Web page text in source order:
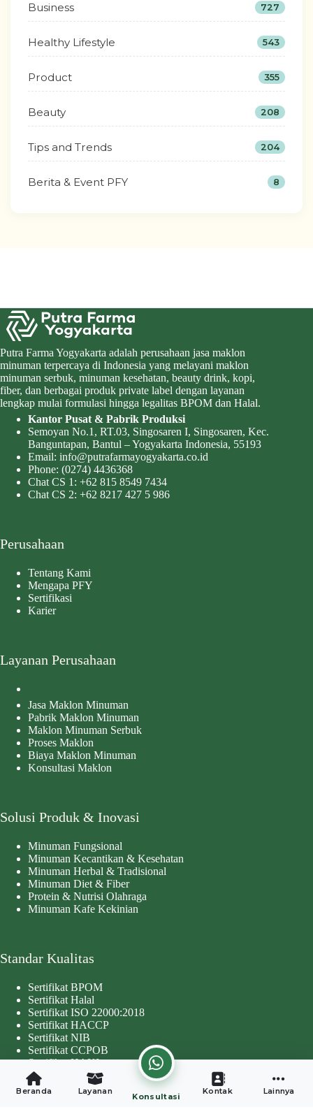
Business 727
Healthy Lifestyle 543
Product 355
Beauty 208
Tips and Trends 204
Berita & Event PFY 8
Putra Farma Yogyakarta adalah perusahaan jasa maklon
minuman terpercaya di Indonesia yang melayani maklon
minuman serbuk, minuman kesehatan, beauty drink, kopi,
fiber, dan berbagai produk private label dengan layanan
lengkap mulai formulasi hingga legalitas BPOM dan Halal.
Kantor Pusat & Pabrik Produksi
Semoyan No.1, RT.03, Singosaren I, Singosaren, Kec.
Banguntapan, Bantul – Yogyakarta Indonesia, 55193
Email: info@putrafarmayogyakarta.co.id
Phone: (0274) 4436368
Chat CS 1: +62 815 8549 7434
Chat CS 2: +62 8217 427 5 986
Perusahaan
Tentang Kami
Mengapa PFY
Sertifikasi
Karier
Layanan Perusahaan
Jasa Maklon Minuman
Pabrik Maklon Minuman
Maklon Minuman Serbuk
Proses Maklon
Biaya Maklon Minuman
Konsultasi Maklon
Solusi Produk & Inovasi
Minuman Fungsional
Minuman Kecantikan & Kesehatan
Minuman Herbal & Tradisional
Minuman Diet & Fiber
Protein & Nutrisi Olahraga
Minuman Kafe Kekinian
Standar Kualitas
Sertifikat BPOM
Sertifikat Halal
Sertifikat ISO 22000:2018
Sertifikat HACCP
Sertifikat NIB
Sertifikat CCPOB
Sertifikat HAKI
Copyright © 2026 - Developed by
Worthentik Digital
Beranda Layanan
Konsultasi
Kontak Lainnya